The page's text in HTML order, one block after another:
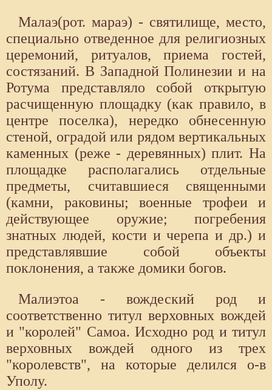
Малаэ(рот. мараэ) - святилище, место,
специально отведенное для религиозных
церемоний, ритуалов, приема гостей,
состязаний. В Западной Полинезии и на
Ротума представляло собой открытую
расчищенную площадку (как правило, в
центре поселка), нередко обнесенную
стеной, оградой или рядом вертикальных
каменных (реже - деревянных) плит. На
площадке располагались отдельные
предметы, считавшиеся священными
(камни, раковины; военные трофеи и
действующее оружие; погребения
знатных людей, кости и черепа и др.) и
представлявшие собой объекты
поклонения, а также домики богов.
Малиэтоа - вождеский род и
соответственно титул верховных вождей
и "королей" Самоа. Исходно род и титул
верховных вождей одного из трех
"королевств", на которые делился о-в
Уполу.